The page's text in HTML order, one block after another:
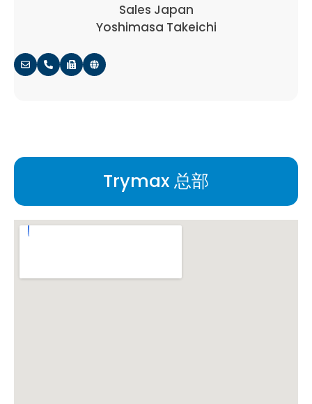
Sales Japan
Yoshimasa Takeichi
Trymax 总部